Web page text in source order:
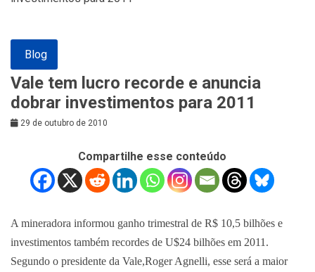
Blog
Vale tem lucro recorde e anuncia
dobrar investimentos para 2011
29 de outubro de 2010
Compartilhe esse conteúdo
A mineradora informou ganho trimestral de R$ 10,5 bilhões e
investimentos também recordes de U$24 bilhões em 2011.
Segundo o presidente da Vale,Roger Agnelli, esse será a maior